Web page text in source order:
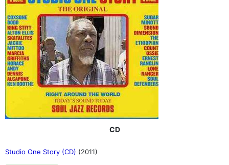
CD
Studio One Story (CD) (2011)